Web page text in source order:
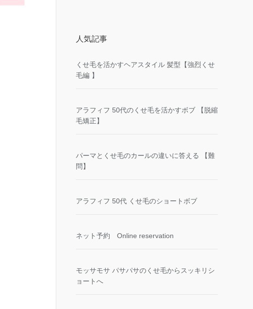
人気記事
くせ毛を活かすヘアスタイル 髪型【強烈くせ
毛編 】
アラフィフ 50代のくせ毛を活かすボブ 【脱縮
毛矯正】
パーマとくせ毛のカールの違いに答える 【難
問】
アラフィフ 50代 くせ毛のショートボブ
ネット予約 Online reservation
モッサモサ パサパサのくせ毛からスッキリシ
ョートへ